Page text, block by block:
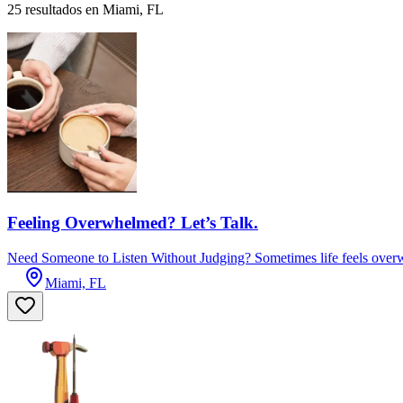
25 resultados en Miami, FL
Feeling Overwhelmed? Let’s Talk.
Need Someone to Listen Without Judging? Sometimes life feels
Miami, FL